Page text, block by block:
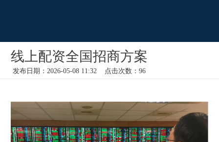
线上配资全国招商方案
发布日期：2026-05-08 11:32 点击次数：96